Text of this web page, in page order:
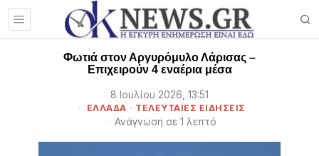
Φωτιά στον Αργυρόμυλο Λάρισας –
Επιχειρούν 4 εναέρια μέσα
8 Ιουλίου 2026, 13:51
ΕΛΛΑΔΑ · ΤΕΛΕΥΤΑΙΕΣ ΕΙΔΗΣΕΙΣ
Ανάγνωση σε 1 λεπτό